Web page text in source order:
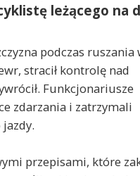
leżącego na
podczas ruszania
stracił kontrolę nad
Funkcjonariusze
zdarzania i zatrzymali
przepisami, które